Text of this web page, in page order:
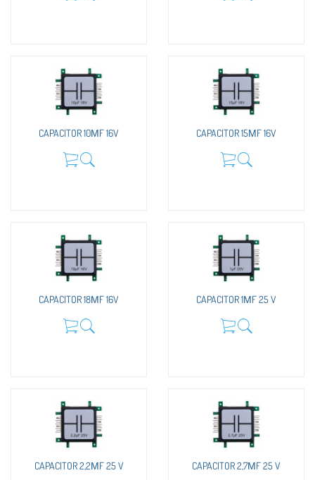
CAPACITOR 10ΜF 16V CAPACITOR 15ΜF 16V
CAPACITOR 18ΜF 16V CAPACITOR 1ΜF 25 V
CAPACITOR 2,2ΜF 25 V CAPACITOR 2,7ΜF 25 V